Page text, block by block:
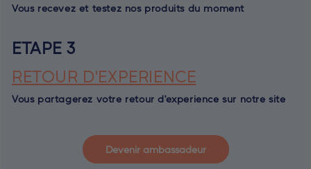
Vous recevez et testez nos produits du moment
ETAPE 3
RETOUR D'EXPERIENCE
Vous partagerez votre retour d'experience sur notre site
Devenir ambassadeur